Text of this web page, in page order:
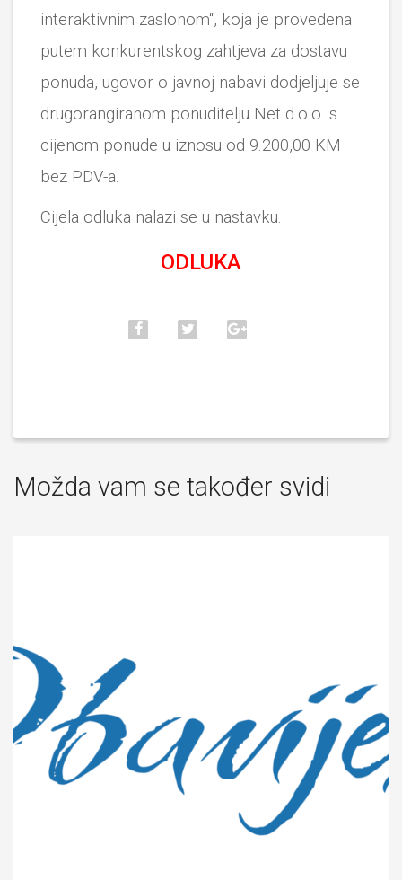
interaktivnim zaslonom“, koja je provedena
putem konkurentskog zahtjeva za dostavu
ponuda, ugovor o javnoj nabavi dodjeljuje se
drugorangiranom ponuditelju Net d.o.o. s
cijenom ponude u iznosu od 9.200,00 KM
bez PDV-a.
Cijela odluka nalazi se u nastavku.
ODLUKA
Možda vam se također svidi